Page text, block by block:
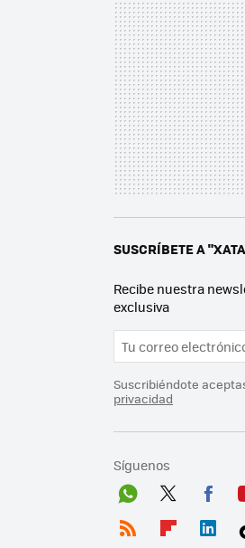
SUSCRÍBETE A
Recibe nuestra
exclusiva
Suscribiéndote
privacidad
Síguenos
Wh
Twit
Fac